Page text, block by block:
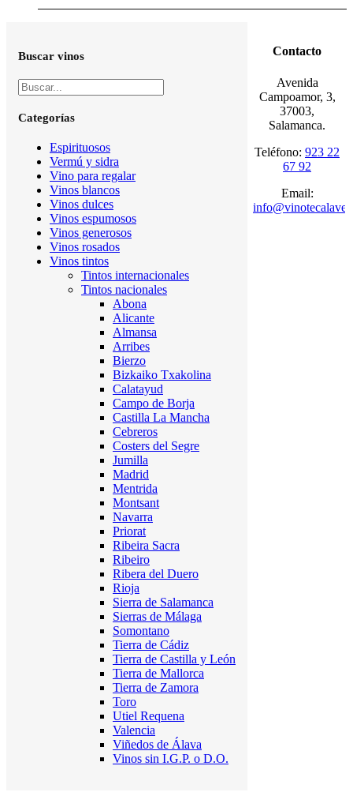
Buscar vinos
Categorías
Espirituosos
Vermú y sidra
Vino para regalar
Vinos blancos
Vinos dulces
Vinos espumosos
Vinos generosos
Vinos rosados
Vinos tintos
Tintos internacionales
Tintos nacionales
Abona
Alicante
Almansa
Arribes
Bierzo
Bizkaiko Txakolina
Calatayud
Campo de Borja
Castilla La Mancha
Cebreros
Costers del Segre
Jumilla
Madrid
Mentrida
Montsant
Navarra
Priorat
Ribeira Sacra
Ribeiro
Ribera del Duero
Rioja
Sierra de Salamanca
Sierras de Málaga
Somontano
Tierra de Cádiz
Tierra de Castilla y León
Tierra de Mallorca
Tierra de Zamora
Toro
Utiel Requena
Valencia
Viñedos de Álava
Vinos sin I.G.P. o D.O.
Contacto
Avenida
Campoamor, 3,
37003,
Salamanca.
Teléfono: 923 22
67 92
Email: